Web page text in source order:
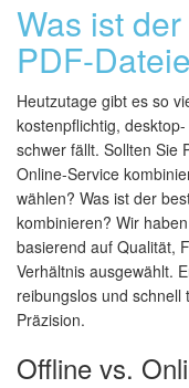
Was ist
PDF-
Heutzutage gibt es so
kostenpflichtig,
schwer fällt. Sollten Sie
Online-Service
wählen? Was ist der
kombinieren? Wir
basierend auf Qualität,
Verhältnis ausgewählt.
reibungslos und
Präzision.
Offline vs.